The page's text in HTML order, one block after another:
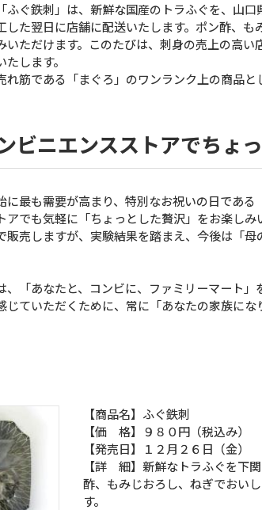
ぐ鉄刺」は、新鮮な国産のトラふぐを、山
した翌日に店舗に配送いたします。ポン酢、
いただけます。このたびは、刺身の売上の高
します。
筋である「まぐろ」のワンランク上の商品
ビニエンスストアでちょ
最も需要が高まり、特別なお祝いの日であ
アでも気軽に「ちょっとした贅沢」をお楽し
販売しますが、実験結果を踏まえ、今後は「
「あなたと、コンビに、ファミリーマート
じていただくために、常に「あなたの家族に
【商品名】ふぐ鉄刺
【価 格】９８０円（税込み）
【発売日】１２月２６日（金）
【詳 細】新鮮なトラふぐを下
酢、もみじおろし、ねぎでおい
す。